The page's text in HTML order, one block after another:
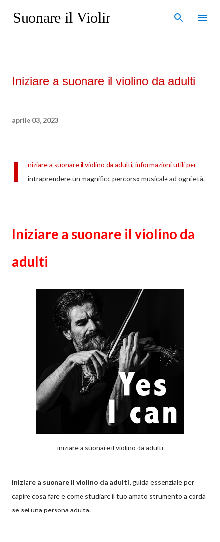
Passa ai contenuti principali
Suonare il Violino
Iniziare a suonare il violino da adulti
aprile 03, 2023
I
niziare a suonare il violino da adulti, informazioni utili per
intraprendere un magnifico percorso musicale ad ogni età.
Iniziare a suonare il violino da
adulti
iniziare a suonare il violino da adulti
iniziare a suonare il violino da adulti, guida essenziale per
capire cosa fare e come studiare il tuo amato strumento a corda
se sei una persona adulta.